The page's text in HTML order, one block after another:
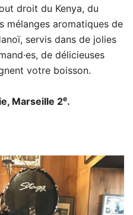
droit du Kenya, du
mélanges aromatiques de
servis dans de jolies
de délicieuses
votre boisson.
Marseille 2e.